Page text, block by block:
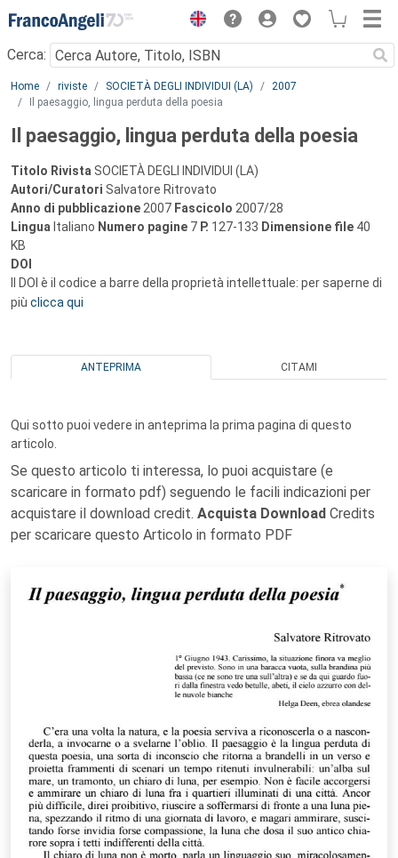
Menu
Cerca:
Main content
Home riviste SOCIETÀ DEGLI INDIVIDUI (LA)
2007
Il paesaggio, lingua perduta della poesia
Il paesaggio, lingua perduta della poesia
Titolo Rivista SOCIETÀ DEGLI INDIVIDUI (LA)
Autori/Curatori Salvatore Ritrovato
Anno di pubblicazione 2007 Fascicolo 2007/28
Lingua Italiano Numero pagine 7 P. 127-133 Dimensione file 40
KB
DOI
Il DOI è il codice a barre della proprietà intellettuale: per saperne di
più clicca qui
ANTEPRIMA CITAMI
Qui sotto puoi vedere in anteprima la prima pagina di questo
articolo.
Se questo articolo ti interessa, lo puoi acquistare (e
scaricare in formato pdf) seguendo le facili indicazioni per
acquistare il download credit. Acquista Download Credits
per scaricare questo Articolo in formato PDF